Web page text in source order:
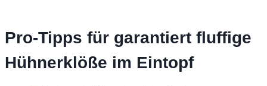
Pro-Tipps für garantiert fluffige
Hühnerklöße im Eintopf